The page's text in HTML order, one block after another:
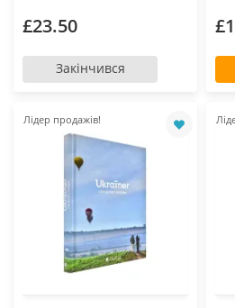
£23.50
Закінчився
Лідер продажів!